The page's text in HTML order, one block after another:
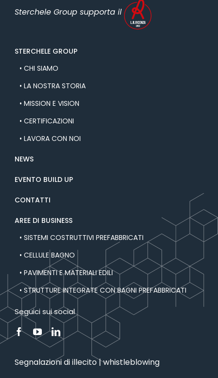
Sterchele Group supporta il
STERCHELE GROUP
• CHI SIAMO
• LA NOSTRA STORIA
• MISSION E VISION
• CERTIFICAZIONI
• LAVORA CON NOI
NEWS
EVENTO BUILD UP
CONTATTI
AREE DI BUSINESS
• SISTEMI COSTRUTTIVI PREFABBRICATI
• CELLULE BAGNO
• PAVIMENTI E MATERIALI EDILI
• STRUTTURE INTEGRATE CON BAGNI PREFABBRICATI
Seguici sui social
Segnalazioni di illecito | whistleblowing